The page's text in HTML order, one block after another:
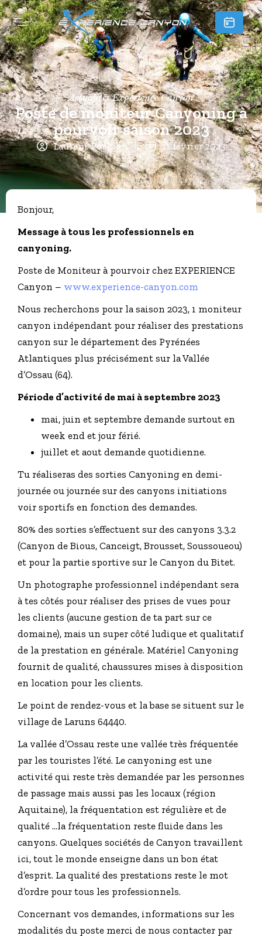
Actualités Experience Canyon
Poste de moniteur Canyoning à
pourvoir saison 2023
Laurent Poublan 11 février 2023
Bonjour,
Message à tous les professionnels en
canyoning.
Poste de Moniteur à pourvoir chez EXPERIENCE
Canyon – www.experience-canyon.com
Nous recherchons pour la saison 2023, 1 moniteur
canyon indépendant pour réaliser des prestations
canyon sur le département des Pyrénées
Atlantiques plus précisément sur la Vallée
d’Ossau (64).
Période d’activité de mai à septembre 2023
mai, juin et septembre demande surtout en
week end et jour férié.
juillet et aout demande quotidienne.
Tu réaliseras des sorties Canyoning en demi-
journée ou journée sur des canyons initiations
voir sportifs en fonction des demandes.
80% des sorties s’effectuent sur des canyons 3.3.2
(Canyon de Bious, Canceigt, Brousset, Soussoueou)
et pour la partie sportive sur le Canyon du Bitet.
Un photographe professionnel indépendant sera
à tes côtés pour réaliser des prises de vues pour
les clients (aucune gestion de ta part sur ce
domaine), mais un super côté ludique et qualitatif
de la prestation en générale. Matériel Canyoning
fournit de qualité, chaussures mises à disposition
en location pour les clients.
Le point de rendez-vous et la base se situent sur le
village de Laruns 64440.
La vallée d’Ossau reste une vallée très fréquentée
par les touristes l’été. Le canyoning est une
activité qui reste très demandée par les personnes
de passage mais aussi pas les locaux (région
Aquitaine), la fréquentation est régulière et de
qualité …la fréquentation reste fluide dans les
canyons. Quelques sociétés de Canyon travaillent
ici, tout le monde enseigne dans un bon état
d’esprit. La qualité des prestations reste le mot
d’ordre pour tous les professionnels.
Concernant vos demandes, informations sur les
modalités du poste merci de nous contacter par